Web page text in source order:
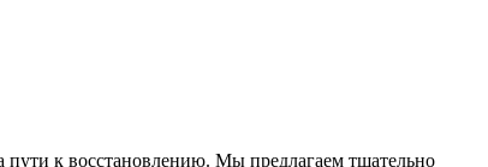
к восстановлению. Мы предлагаем тщательно